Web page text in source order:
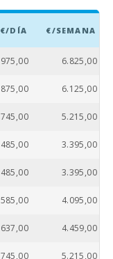
€/DÍA €/SEMANA
975,00 6.825,00
875,00 6.125,00
745,00 5.215,00
485,00 3.395,00
485,00 3.395,00
585,00 4.095,00
637,00 4.459,00
745,00 5.215,00